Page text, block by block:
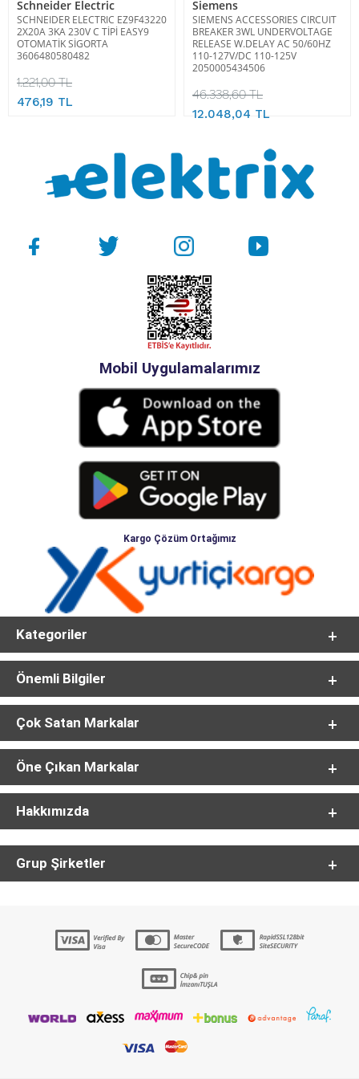
Schneider Electric
SCHNEIDER ELECTRIC EZ9F43220
2X20A 3KA 230V C TİPİ EASY9
OTOMATİK SİGORTA
3606480580482
1.221,00 TL
476,19 TL
Siemens
SIEMENS ACCESSORIES CIRCUIT
BREAKER 3WL UNDERVOLTAGE
RELEASE W.DELAY AC 50/60HZ
110-127V/DC 110-125V
2050005434506
46.338,60 TL
12.048,04 TL
Mobil Uygulamalarımız
Kargo Çözüm Ortağımız
Kategoriler
Önemli Bilgiler
Çok Satan Markalar
Öne Çıkan Markalar
Hakkımızda
Grup Şirketler